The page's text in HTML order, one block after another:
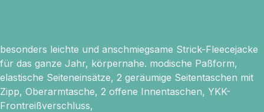
besonders leichte und anschmiegsame Strick-Fleecejacke
für das ganze Jahr, körpernahe. modische Paßform,
elastische Seiteneinsätze, 2 geräumige Seitentaschen mit
Zipp, Oberarmtasche, 2 offene Innentaschen, YKK-
Frontreißverschluss,